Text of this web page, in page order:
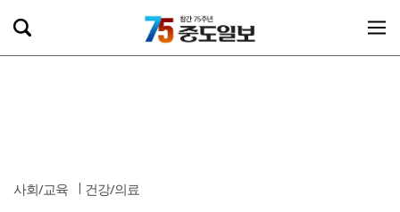
사회/교육 건강/의료